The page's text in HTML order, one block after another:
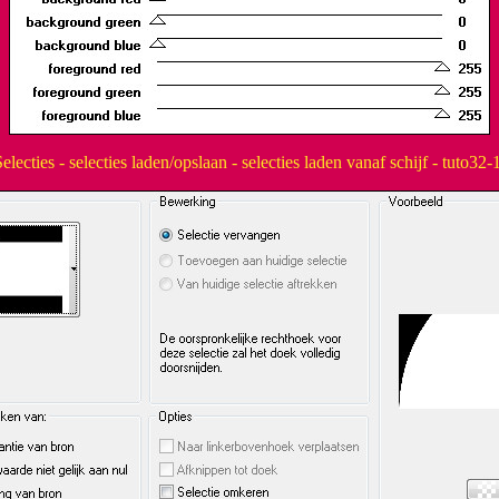
- selecties laden/opslaan - selecties laden vanaf schijf - tuto32-